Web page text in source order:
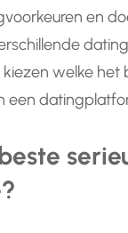
en
welke het
een